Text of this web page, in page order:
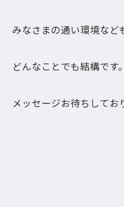
みなさまの通い環境など
どんなことでも結構です。
メッセージお待ちしてお